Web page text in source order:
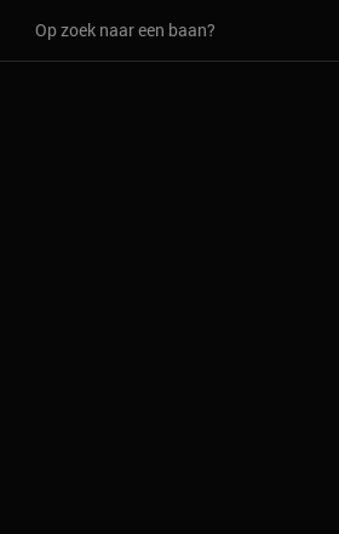
Op zoek naar een baan?